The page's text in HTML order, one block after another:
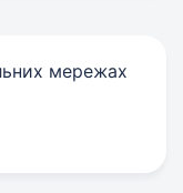
мережах